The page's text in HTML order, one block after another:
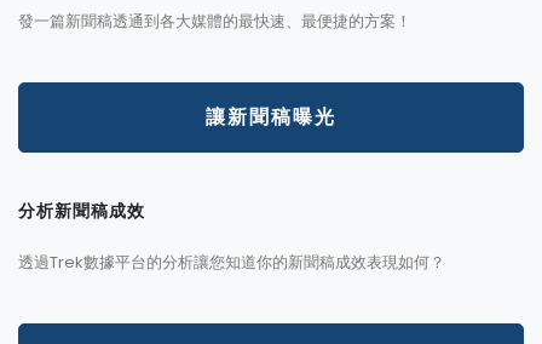
發一篇新聞稿透通到各大媒體的最快速、最便捷的方案！
讓新聞稿曝光
分析新聞稿成效
透過Trek數據平台的分析讓您知道你的新聞稿成效表現如何？